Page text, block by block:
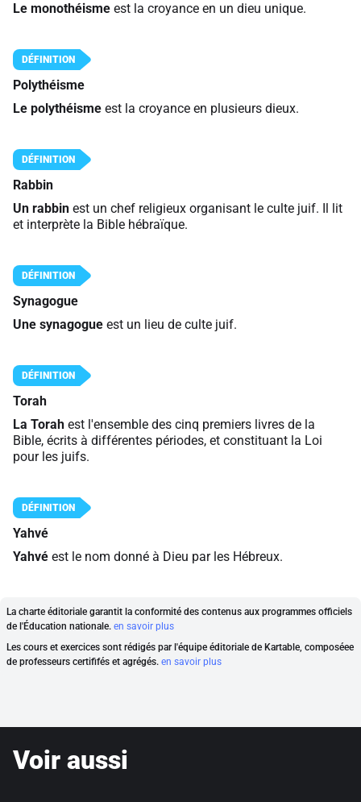
Le monothéisme est la croyance en un dieu unique.
Polythéisme
Le polythéisme est la croyance en plusieurs dieux.
Rabbin
Un rabbin est un chef religieux organisant le culte juif. Il lit
et interprète la Bible hébraïque.
Synagogue
Une synagogue est un lieu de culte juif.
Torah
La Torah est l'ensemble des cinq premiers livres de la
Bible, écrits à différentes périodes, et constituant la Loi
pour les juifs.
Yahvé
Yahvé est le nom donné à Dieu par les Hébreux.
La charte éditoriale garantit la conformité des contenus aux programmes officiels
de l'Éducation nationale. en savoir plus
Les cours et exercices sont rédigés par l'équipe éditoriale de Kartable, composéee
de professeurs certififés et agrégés. en savoir plus
Voir aussi